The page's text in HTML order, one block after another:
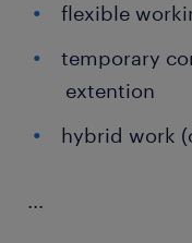
flexible
temporary
extention
hybrid work
...